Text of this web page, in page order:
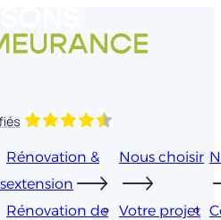
Rénovation &
extension
Rénovation de
Nous choisir
Votre projet